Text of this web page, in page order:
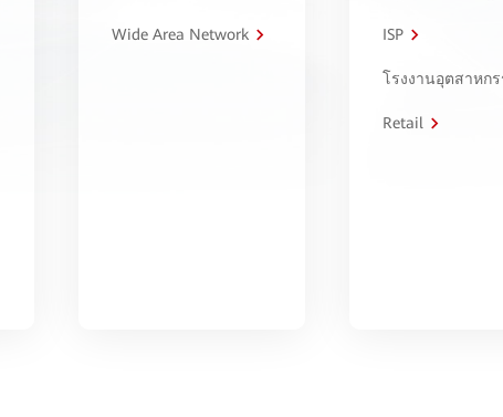
Wide Area Network ISP
โรงงานอุตสาหก
Retail